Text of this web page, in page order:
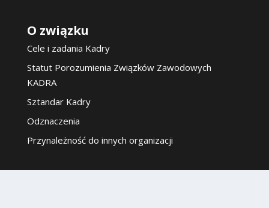
O związku
Cele i zadania Kadry
Statut Porozumienia Związków Zawodowych
KADRA
Sztandar Kadry
Odznaczenia
Przynależność do innych organizacji